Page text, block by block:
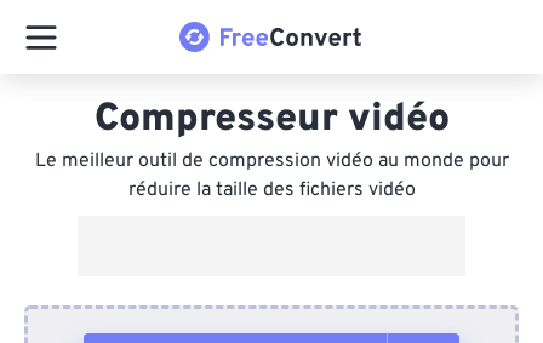
Compresseur vidéo
Le meilleur outil de compression vidéo au monde pour
réduire la taille des fichiers vidéo